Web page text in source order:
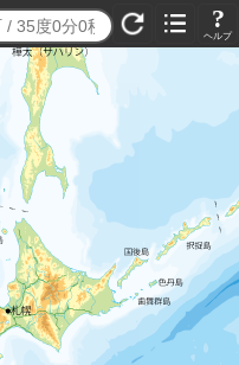
?
ヘルプ